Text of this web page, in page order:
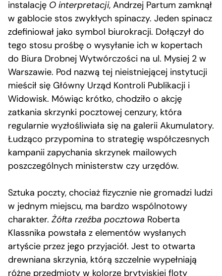
instalację O interpretacji, Andrzej Partum zamknął
w gablocie stos zwykłych spinaczy. Jeden spinacz
zdefiniował jako symbol biurokracji. Dołączył do
tego stosu prośbę o wysyłanie ich w kopertach
do Biura Drobnej Wytwórczości na ul. Mysiej 2 w
Warszawie. Pod nazwą tej nieistniejącej instytucji
mieścił się Główny Urząd Kontroli Publikacji i
Widowisk. Mówiąc krótko, chodziło o akcję
zatkania skrzynki pocztowej cenzury, która
regularnie wyzłośliwiała się na galerii Akumulatory.
Łudząco przypomina to strategię współczesnych
kampanii zapychania skrzynek mailowych
poszczególnych ministerstw czy urzędów.
Sztuka poczty, chociaż fizycznie nie gromadzi ludzi
w jednym miejscu, ma bardzo wspólnotowy
charakter. Żółta rzeźba pocztowa Roberta
Klassnika powstała z elementów wysłanych
artyście przez jego przyjaciół. Jest to otwarta
drewniana skrzynia, którą szczelnie wypełniają
różne przedmioty w kolorze brytyjskiej floty